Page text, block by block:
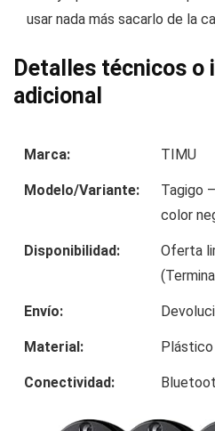
usar nada más sacarlo de la
Detalles técnicos o
adicional
Marca: TIMU
Modelo/Variante:
Tagigo
color
Disponibilidad:
Oferta
Envío:
Material: Plástico
Conectividad: